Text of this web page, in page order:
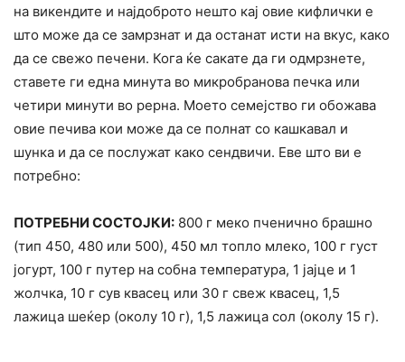
на викендите и најдоброто нешто кај овие кифлички е
што може да се замрзнат и да останат исти на вкус, како
да се свежо печени. Кога ќе сакате да ги одмрзнете,
ставете ги една минута во микробранова печка или
четири минути во рерна. Моето семејство ги обожава
овие печива кои може да се полнат со кашкавал и
шунка и да се послужат како сендвичи. Еве што ви е
потребно:
ПОТРЕБНИ СОСТОЈКИ: 800 г меко пченично брашно
(тип 450, 480 или 500), 450 мл топло млеко, 100 г густ
јогурт, 100 г путер на собна температура, 1 јајце и 1
жолчка, 10 г сув квасец или 30 г свеж квасец, 1,5
лажица шеќер (околу 10 г), 1,5 лажица сол (околу 15 г).